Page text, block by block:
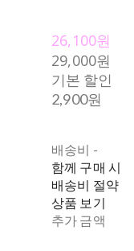
26,100원
29,000원
기본 할인
2,900원
배송비 -
함께 구매 시
배송비 절약
상품 보기
추가 금액